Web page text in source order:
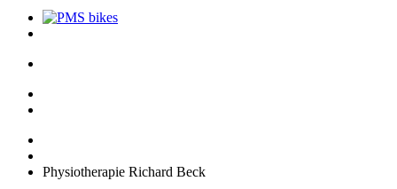
Physiotherapie Richard Beck